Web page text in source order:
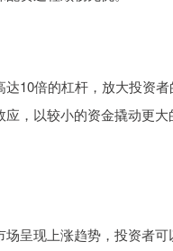
达10倍的杠杆，放大投资
应，以较小的资金撬动更
场呈现上涨趋势，投资者